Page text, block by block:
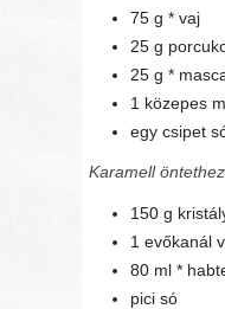
75 g * vaj
25 g
25 g *
1 közepes
egy csipet
Karamell
150 g
1 evőkanál
80 ml *
pici só